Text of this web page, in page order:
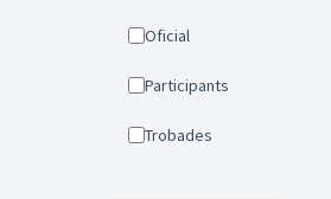
Oficial
Participants
Trobades